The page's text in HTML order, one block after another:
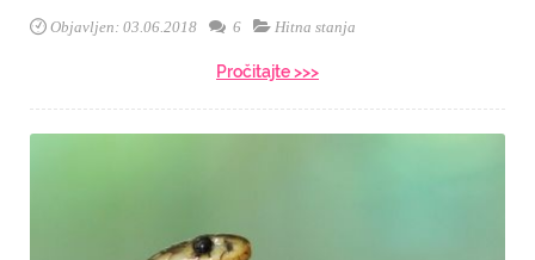
Objavljen: 03.06.2018 6 Hitna stanja
Pročitajte >>>